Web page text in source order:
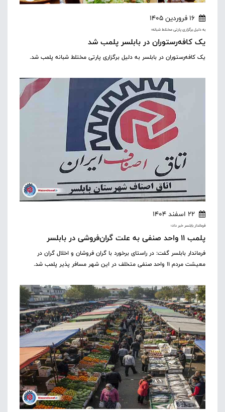
16 فروردین 1405
به دلیل برگزاری پارتی مختلط شبانه؛
یک کافه‌رستوران در بابلسر پلمب شد
یک کافه‌رستوران در بابلسر به دلیل برگزاری پارتی مختلط شبانه پلمب شد.
22 اسفند 1404
فرماندار بابلسر خبر داد؛
پلمب ۱۱ واحد صنفی به علت گران‌فروشی در بابلسر
فرماندار بابلسر گفت: در راستای برخورد با گران فروشان و اخلال گران در
معیشت مردم ۱۱ واحد صنفی متخلف در این شهر مسافر پذیر پلمب شد.